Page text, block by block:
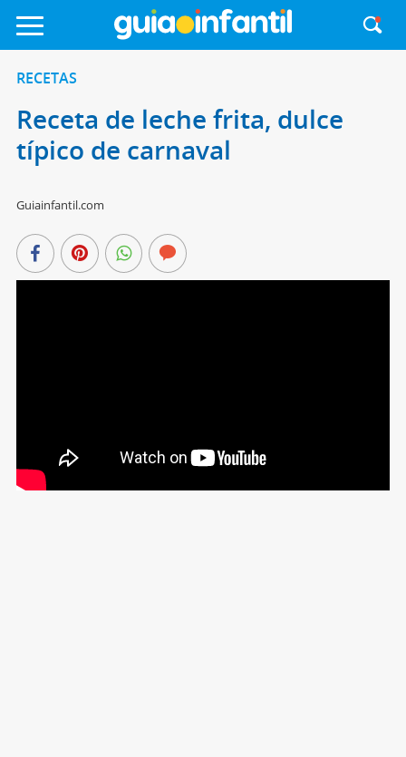
RECETAS
Receta de leche frita, dulce
típico de carnaval
Guiainfantil.com